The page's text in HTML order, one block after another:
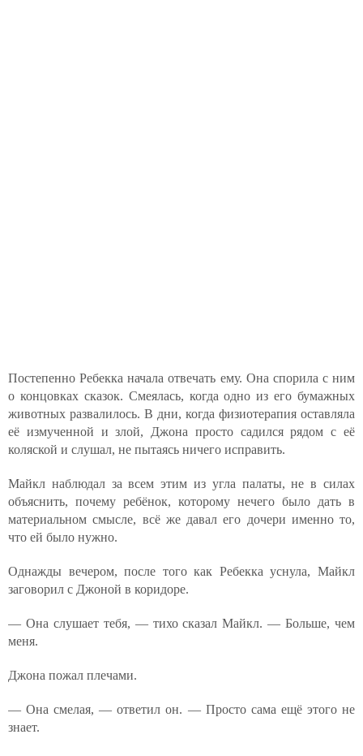
Постепенно Ребекка начала отвечать ему. Она спорила с ним
о концовках сказок. Смеялась, когда одно из его бумажных
животных развалилось. В дни, когда физиотерапия оставляла
её измученной и злой, Джона просто садился рядом с её
коляской и слушал, не пытаясь ничего исправить.
Майкл наблюдал за всем этим из угла палаты, не в силах
объяснить, почему ребёнок, которому нечего было дать в
материальном смысле, всё же давал его дочери именно то,
что ей было нужно.
Однажды вечером, после того как Ребекка уснула, Майкл
заговорил с Джоной в коридоре.
— Она слушает тебя, — тихо сказал Майкл. — Больше, чем
меня.
Джона пожал плечами.
— Она смелая, — ответил он. — Просто сама ещё этого не
знает.